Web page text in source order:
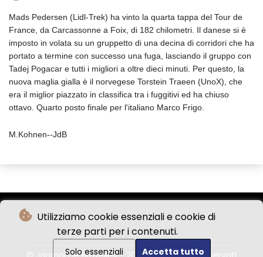
Utilizziamo cookie essenziali e cookie di
terze parti per i contenuti.
Solo essenziali Accetta tutto
Mads Pedersen (Lidl-Trek) ha vinto la quarta tappa del Tour de
France, da Carcassonne a Foix, di 182 chilometri. Il danese si è
imposto in volata su un gruppetto di una decina di corridori che ha
portato a termine con successo una fuga, lasciando il gruppo con
Tadej Pogacar e tutti i migliori a oltre dieci minuti. Per questo, la
nuova maglia gialla è il norvegese Torstein Traeen (UnoX), che
era il miglior piazzato in classifica tra i fuggitivi ed ha chiuso
ottavo. Quarto posto finale per l'italiano Marco Frigo.
M.Kohnen--JdB